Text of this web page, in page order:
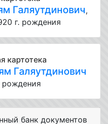
Галяутдинович,
г. рождения
картотека
Галяутдинович
рождения
банк документов